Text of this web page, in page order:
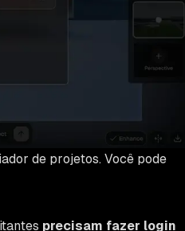
de projetos. Você pode
precisam fazer login